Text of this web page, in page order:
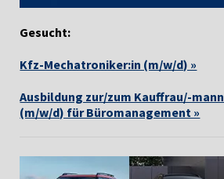
Gesucht:
Kfz-Mechatroniker:in (m/w/d) »
Ausbildung zur/zum Kauffrau/-mann
(m/w/d) für Büromanagement »